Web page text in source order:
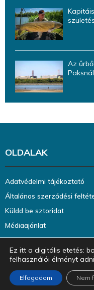
Az
Paksnál
OLDALAK
Adatvédelmi tájékoztató
Általános szerződési
Küldd be sztoridat
Médiaajánlat
@2023 -
Ez itt a digitális etetés:
felhasználói élményt
Elfogadom Nem